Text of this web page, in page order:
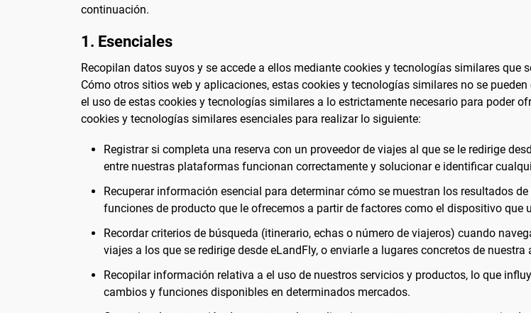
continuación.
1. Esenciales
Recopilan datos suyos y se accede a ellos mediante cookies y tecnologías similares
Cómo otros sitios web y aplicaciones, estas cookies y tecnologías similares no se
el uso de estas cookies y tecnologías similares a lo estrictamente necesario para poder
cookies y tecnologías similares esenciales para realizar lo siguiente:
Registrar si completa una reserva con un proveedor de viajes al que se le redirige
entre nuestras plataformas funcionan correctamente y solucionar e identificar
Recuperar información esencial para determinar cómo se muestran los resultados
funciones de producto que le ofrecemos a partir de factores como el dispositivo
Recordar criterios de búsqueda (itinerario, echas o número de viajeros) cuando
viajes a los que se redirige desde eLandFly, o enviarle a lugares concretos de nuestra
Recopilar información relativa a el uso de nuestros servicios y productos, lo que
cambios y funciones disponibles en determinados mercados.